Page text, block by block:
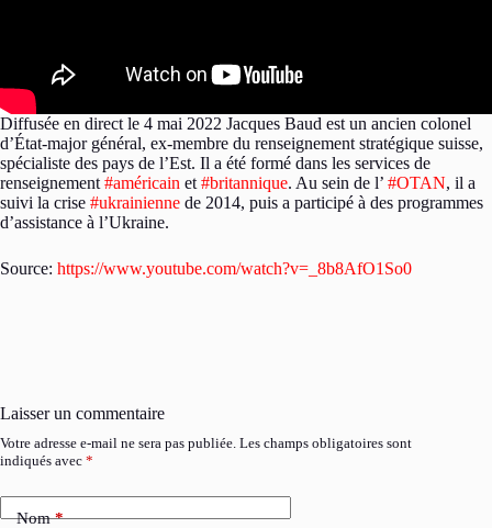
Diffusée en direct le 4 mai 2022 Jacques Baud est un ancien colonel
d’État-major général, ex-membre du renseignement stratégique suisse,
spécialiste des pays de l’Est. Il a été formé dans les services de
renseignement #américain et #britannique. Au sein de l’ #OTAN, il a
suivi la crise #ukrainienne de 2014, puis a participé à des programmes
d’assistance à l’Ukraine.
Source: https://www.youtube.com/watch?v=_8b8AfO1So0
Laisser un commentaire
Votre adresse e-mail ne sera pas publiée. Les champs obligatoires sont
indiqués avec *
Nom*